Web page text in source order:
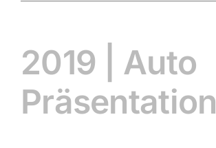
2019 | Auto
Präsentation